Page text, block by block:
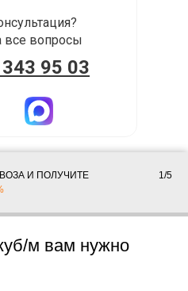
все вопросы
95 03
И ПОЛУЧИТЕ
1/5
м вам нужно